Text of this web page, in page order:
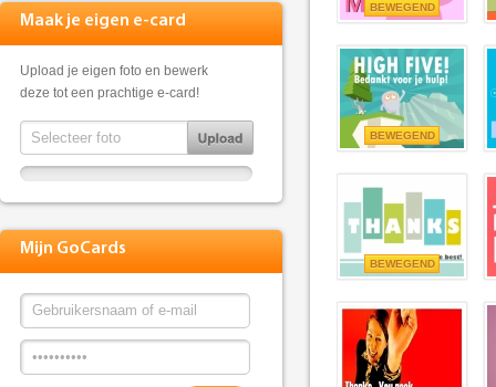
Maak je eigen e-card
Upload je eigen foto en bewerk
deze tot een prachtige e-card!
Mijn GoCards
BEWEGEND
BEWEGEND
BEWEGEND